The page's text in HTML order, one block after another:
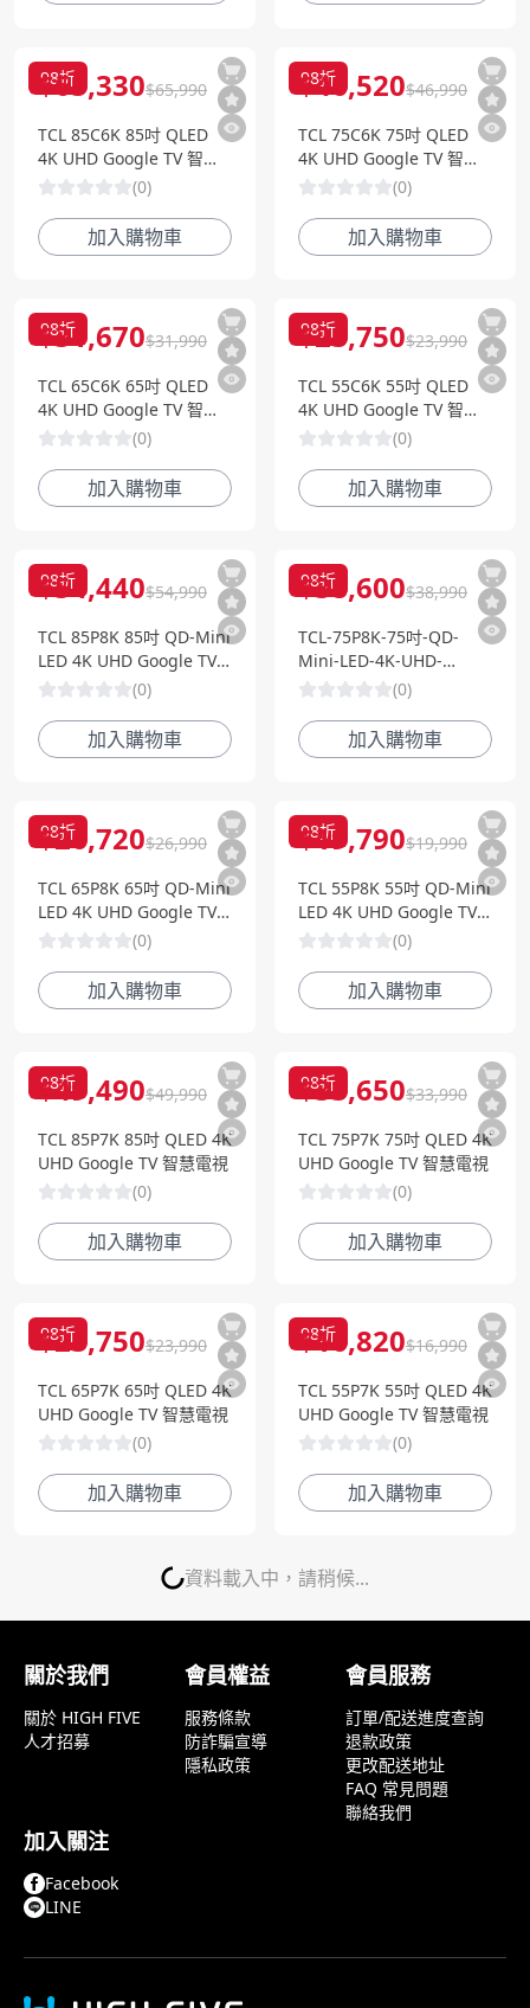
98折
$65,330$65,990
TCL 85C6K 85吋 QLED
4K UHD Google TV 智慧
電視
(0)
加入購物車
98折
$46,520$46,990
TCL 75C6K 75吋 QLED
4K UHD Google TV 智慧
電視
(0)
加入購物車
98折
$31,670$31,990
TCL 65C6K 65吋 QLED
4K UHD Google TV 智慧
電視
(0)
加入購物車
98折
$23,750$23,990
TCL 55C6K 55吋 QLED
4K UHD Google TV 智慧
電視
(0)
加入購物車
98折
$54,440$54,990
TCL 85P8K 85吋 QD-Mini
LED 4K UHD Google TV
智慧電視
(0)
加入購物車
98折
$38,600$38,990
TCL-75P8K-75吋-QD-
Mini-LED-4K-UHD-
Google-TV-智慧電視
(0)
加入購物車
98折
$26,720$26,990
TCL 65P8K 65吋 QD-Mini
LED 4K UHD Google TV
智慧電視
(0)
加入購物車
98折
$19,790$19,990
TCL 55P8K 55吋 QD-Mini
LED 4K UHD Google TV
智慧電視
(0)
加入購物車
98折
$49,490$49,990
TCL 85P7K 85吋 QLED 4K
UHD Google TV 智慧電視
(0)
加入購物車
98折
$33,650$33,990
TCL 75P7K 75吋 QLED 4K
UHD Google TV 智慧電視
(0)
加入購物車
98折
$23,750$23,990
TCL 65P7K 65吋 QLED 4K
UHD Google TV 智慧電視
(0)
加入購物車
98折
$16,820$16,990
TCL 55P7K 55吋 QLED 4K
UHD Google TV 智慧電視
(0)
加入購物車
資料載入中，請稍候...
關於我們
關於 HIGH FIVE
人才招募
會員權益
服務條款
防詐騙宣導
隱私政策
會員服務
訂單/配送進度查詢
退款政策
更改配送地址
FAQ 常見問題
聯絡我們
加入關注
Facebook
LINE